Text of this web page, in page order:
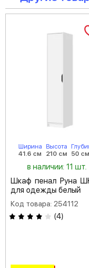
Ширина
41.6 см
Высота
210 см
50 см
в наличии: 11 шт.
Шкаф пенал Руна
для одежды белый
Код товара: 254112
(4)